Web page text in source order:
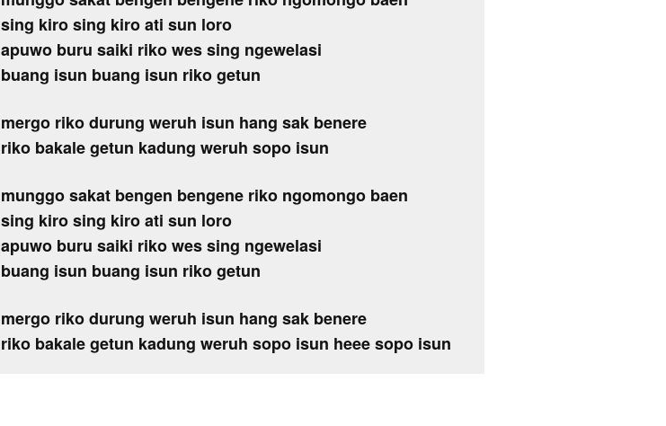
sing kiro sing kiro ati sun loro
apuwo buru saiki riko wes sing ngewelasi
buang isun buang isun riko getun
mergo riko durung weruh isun hang sak benere
riko bakale getun kadung weruh sopo isun
munggo sakat bengen bengene riko ngomongo baen
sing kiro sing kiro ati sun loro
apuwo buru saiki riko wes sing ngewelasi
buang isun buang isun riko getun
mergo riko durung weruh isun hang sak benere
riko bakale getun kadung weruh sopo isun heee sopo isun